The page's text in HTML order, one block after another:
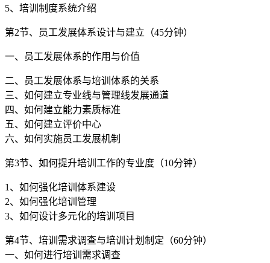
5、培训制度系统介绍
第2节、员工发展体系设计与建立（45分钟）
一、员工发展体系的作用与价值
二、员工发展体系与培训体系的关系
三、如何建立专业线与管理线发展通道
四、如何建立能力素质标准
五、如何建立评价中心
六、如何实施员工发展机制
第3节、如何提升培训工作的专业度（10分钟）
1、如何强化培训体系建设
2、如何强化培训管理
3、如何设计多元化的培训项目
第4节、培训需求调查与培训计划制定（60分钟）
一、如何进行培训需求调查